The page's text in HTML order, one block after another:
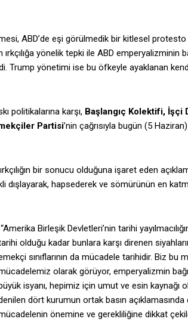
ABD’de eşi görülmedik bir kitlesel protesto
yönelik tepki ile ABD emperyalizminin
Trump yönetimi ise bu öfkeyle ayaklanan
politikalarına karşı, Başlangıç Kolektifi, İşçi
Partisi’nin çağrısıyla bugün (5
bir sonucu olduğuna işaret eden
dışlayarak, hapsederek ve sömürünün en
“Amerika Birleşik Devletleri’nin tarihi
olduğu kadar bunlara karşı direnen
sınıflarının da mücadele tarihidir. Biz bu
olarak görüyor, emperyalizmin
isyanı, hepimiz için umut ve esin kaynağı
dört kurumun ortak basın
önemine ve gerekliliğine dikkat